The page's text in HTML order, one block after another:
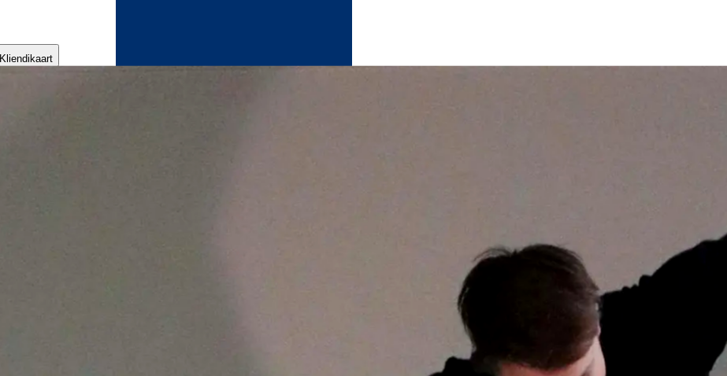
Kliendikaart